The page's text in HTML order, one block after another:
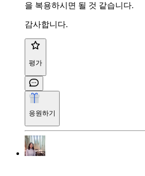
을 복용하시면 될 것 같습니다.
감사합니다.
평가
응원하기